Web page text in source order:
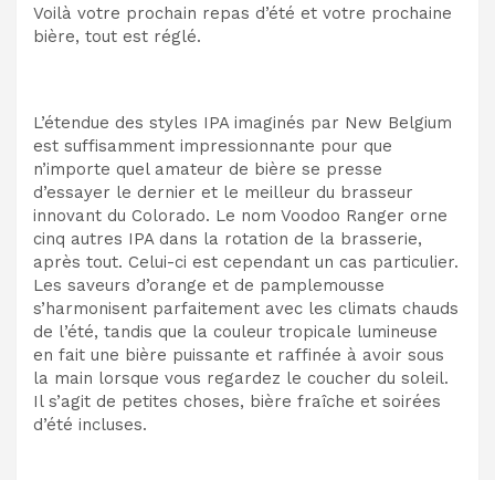
Voilà votre prochain repas d’été et votre prochaine
bière, tout est réglé.
L’étendue des styles IPA imaginés par New Belgium
est suffisamment impressionnante pour que
n’importe quel amateur de bière se presse
d’essayer le dernier et le meilleur du brasseur
innovant du Colorado. Le nom Voodoo Ranger orne
cinq autres IPA dans la rotation de la brasserie,
après tout. Celui-ci est cependant un cas particulier.
Les saveurs d’orange et de pamplemousse
s’harmonisent parfaitement avec les climats chauds
de l’été, tandis que la couleur tropicale lumineuse
en fait une bière puissante et raffinée à avoir sous
la main lorsque vous regardez le coucher du soleil.
Il s’agit de petites choses, bière fraîche et soirées
d’été incluses.